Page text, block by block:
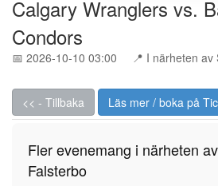
Calgary Wranglers vs.
Condors
📅 2026-10-10 03:00 📍 I närheten
<< - Tillbaka Läs mer / boka på
Fler evenemang i närheten
Falsterbo